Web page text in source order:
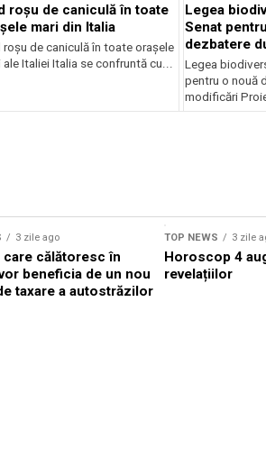
roșu de caniculă în toate
mari din Italia
roșu de caniculă în toate orașele
ale Italiei Italia se confruntă cu...
Legea
Senat
dezbatere
deputaților
Legea
pentru o nouă
modificări
3 zile ago
care călătoresc în
beneficia de un nou
taxare a autostrăzilor
TOP NEWS 3 zile
Horoscop 4
revelațiilor